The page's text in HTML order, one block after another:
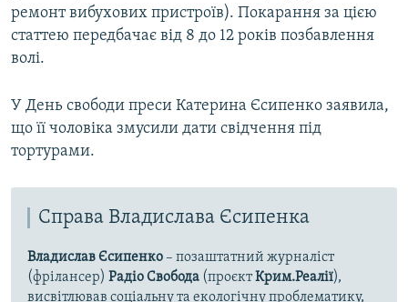
ремонт вибухових пристроїв). Покарання за цією
статтею передбачає від 8 до 12 років позбавлення
волі.
У День свободи преси Катерина Єсипенко заявила,
що її чоловіка змусили дати свідчення під
тортурами.
Справа Владислава Єсипенка
Владислав Єсипенко– позаштатний журналіст
(фрілансер) Радіо Свобода (проєктКрим.Реалії),
висвітлював соціальну та екологічну проблематику,